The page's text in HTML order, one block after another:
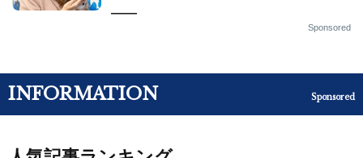
——
Sponsored
INFORMATION Sponsored